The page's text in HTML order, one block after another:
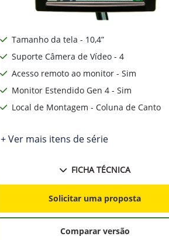
Tamanho da tela - 10,4”
Suporte Câmera de Vídeo - 4
Acesso remoto ao monitor - Sim
Monitor Estendido Gen 4 - Sim
Local de Montagem - Coluna de Canto
+ Ver mais itens de série
FICHA TÉCNICA
Solicitar uma proposta
Comparar versão